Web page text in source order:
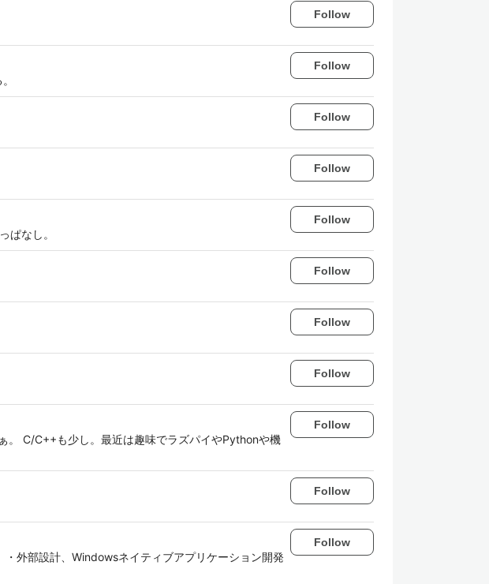
Follow
Follow
Follow
Follow
ぱなし。
Follow
Follow
Follow
Follow
。 C/C++も少し。最近は趣味でラズパイやPythonや機
Follow
Follow
外部設計、Windowsネイティブアプリケーション開発
Follow